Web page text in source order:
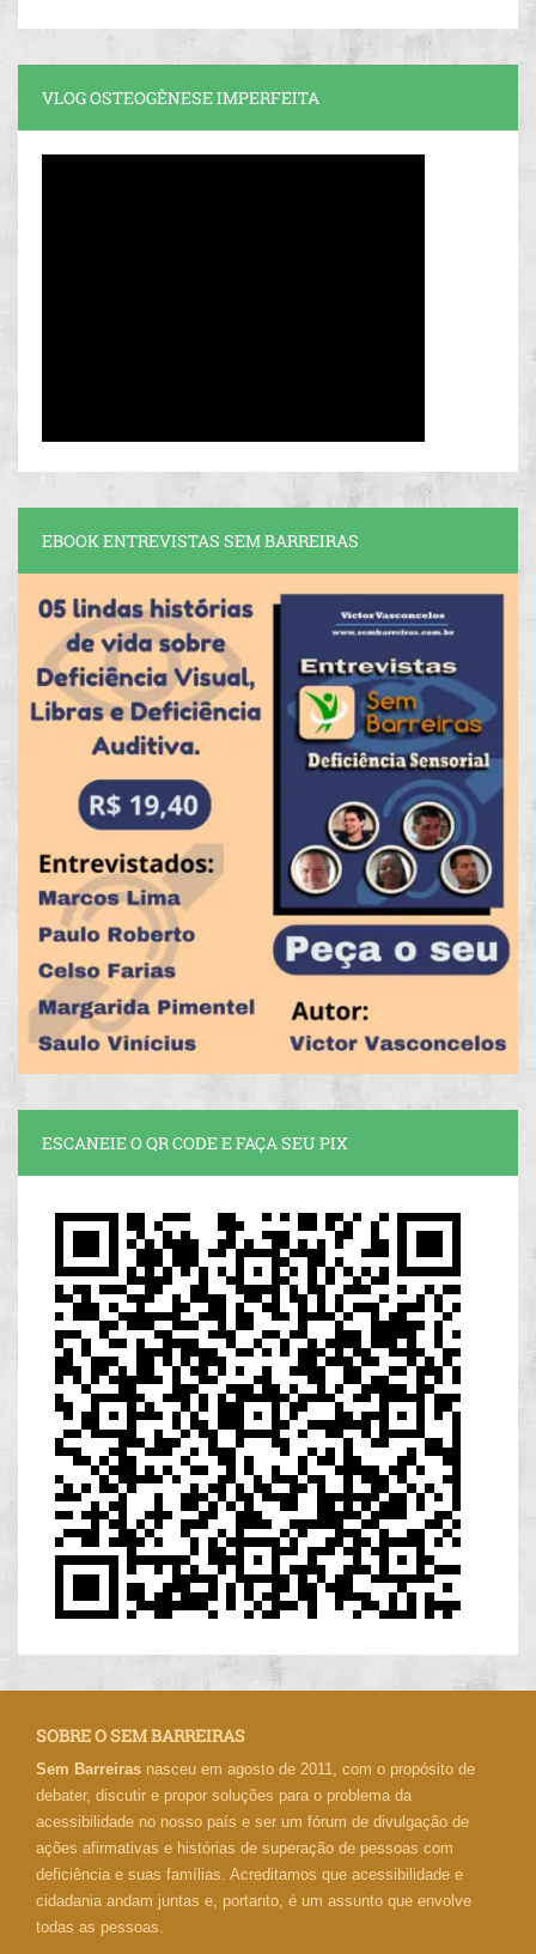
VLOG OSTEOGÊNESE IMPERFEITA
EBOOK ENTREVISTAS SEM BARREIRAS
ESCANEIE O QR CODE E FAÇA SEU PIX
SOBRE O SEM BARREIRAS
Sem Barreiras nasceu em agosto de 2011, com o propósito de
debater, discutir e propor soluções para o problema da
acessibilidade no nosso país e ser um fórum de divulgação de
ações afirmativas e histórias de superação de pessoas com
deficiência e suas famílias. Acreditamos que acessibilidade e
cidadania andam juntas e, portanto, é um assunto que envolve
todas as pessoas.